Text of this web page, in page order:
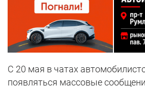
С 20 мая в чатах
появляться массовые